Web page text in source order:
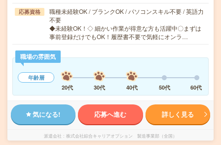
応募資格
職種未経験OK / ブランクOK / パソコンスキル不要 / 英語力
不要
◆未経験OK！◇ 細かい作業が得意な方も活躍中〇まずは
事前登録だけでもOK！履歴書不要で気軽にオンラ…
職場の雰囲気
年齢層
20代
30代 40代 50代 60代
気になる! 応募へ進む 詳しく見る
派遣会社 株式会社綜合キャリアオプション 製造事業部（全国）